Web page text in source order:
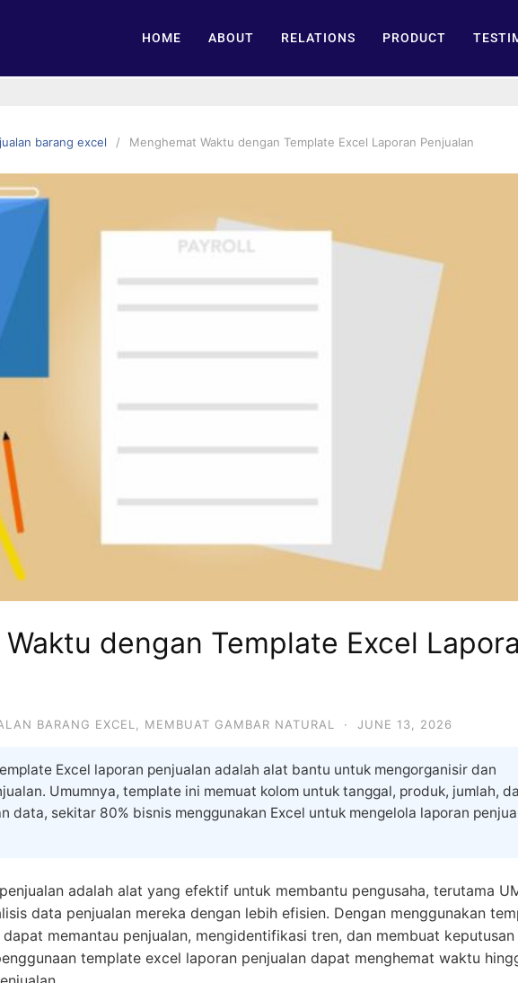
HOME ABOUT RELATIONS PRODUCT
barang excel Menghemat Waktu dengan Template Excel Laporan Penjualan
dengan Template Excel
BARANG EXCEL MEMBUAT GAMBAR NATURAL · JUNE 13, 2026
Excel laporan penjualan adalah alat bantu untuk mengorganisir dan
Umumnya, template ini memuat kolom untuk tanggal, produk, jumlah,
data, sekitar 80% bisnis menggunakan Excel untuk mengelola laporan
adalah alat yang efektif untuk membantu pengusaha, terutama
data penjualan mereka dengan lebih efisien. Dengan menggunakan
memantau penjualan, mengidentifikasi tren, dan membuat
template excel laporan penjualan dapat menghemat waktu